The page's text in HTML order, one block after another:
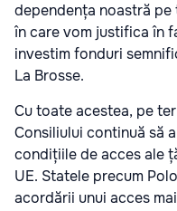
dependența noastră pe
în care vom justifica în
investim fonduri
La Brosse.
Cu toate acestea, pe
Consiliului continuă să
condițiile de acces ale
UE. Statele precum
acordării unui acces